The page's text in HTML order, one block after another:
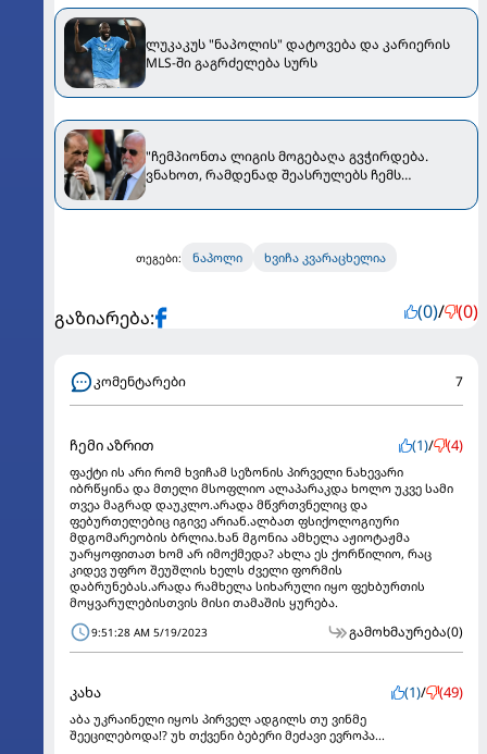
ლუკაკუს "ნაპოლის" დატოვება და კარიერის
MLS-ში გაგრძელება სურს
"ჩემპიონთა ლიგის მოგებაღა გვჭირდება.
ვნახოთ, რამდენად შეასრულებს ჩემს
ისაუბრა
თეგები: ნაპოლი ხვიჩა კვარაცხელია
გაზიარება: (0)/ (0)
კომენტარები 7
ჩემი აზრით (1)/ (4)
ფაქტი ის არი რომ ხვიჩამ სეზონის პირველი ნახევარი
იბრწყინა და მთელი მსოფლიო ალაპარაკდა ხოლო უკვე სამი
თვეა მაგრად დაუკლო.არადა მწვრთვნელიც და
ფებურთელებიც იგივე არიან.ალბათ ფსიქოლოგიური
მდგომარეობის ბრლია.ხან მგონია ამხელა აჟიოტაჟმა
უარყოფითათ ხომ არ იმოქმედა? ახლა ეს ქორწილიო, რაც
კიდევ უფრო შეუშლის ხელს ძველი ფორმის
დაბრუნებას.არადა რამხელა სიხარული იყო ფეხბურთის
მოყვარულებისთვის მისი თამაშის ყურება.
9:51:28 AM 5/19/2023 გამოხმაურება(0)
კახა (1)/ (49)
აბა უკრაინელი იყოს პირველ ადგილს თუ ვინმე
შეეცილებოდა!? უხ თქვენი ბებერი მეძავი ევროპა...